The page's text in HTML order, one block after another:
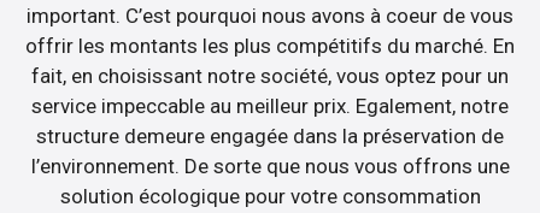
important. C’est pourquoi nous avons à coeur de vous
offrir les montants les plus compétitifs du marché. En
fait, en choisissant notre société, vous optez pour un
service impeccable au meilleur prix. Egalement, notre
structure demeure engagée dans la préservation de
l’environnement. De sorte que nous vous offrons une
solution écologique pour votre consommation